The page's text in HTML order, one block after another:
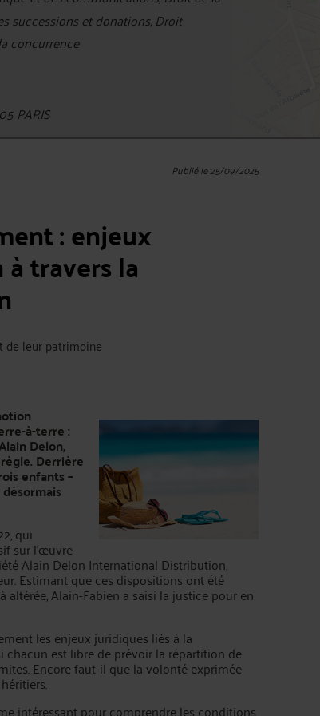
successions et donations, Droit
concurrence
PARIS
Publié le 25/09/2025
: enjeux
travers la
de leur patrimoine
à-terre :
Delon,
Derrière
enfants –
qui
sur l’œuvre
Alain Delon International Distribution,
Estimant que ces dispositions ont été
Alain-Fabien a saisi la justice pour en
les enjeux juridiques liés à la
chacun est libre de prévoir la répartition de
Encore faut-il que la volonté exprimée
intéressant pour comprendre les conditions